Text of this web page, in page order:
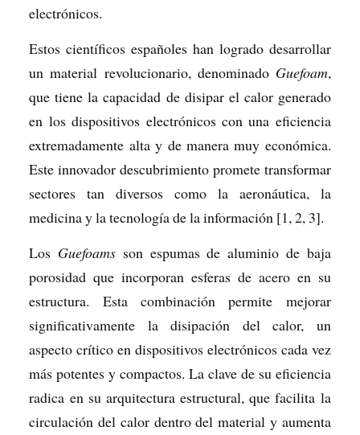
electrónicos.
Estos científicos españoles han logrado desarrollar
un material revolucionario, denominado Guefoam,
que tiene la capacidad de disipar el calor generado
en los dispositivos electrónicos con una eficiencia
extremadamente alta y de manera muy económica.
Este innovador descubrimiento promete transformar
sectores tan diversos como la aeronáutica, la
medicina y la tecnología de la información [1, 2, 3].
Los Guefoams son espumas de aluminio de baja
porosidad que incorporan esferas de acero en su
estructura. Esta combinación permite mejorar
significativamente la disipación del calor, un
aspecto crítico en dispositivos electrónicos cada vez
más potentes y compactos. La clave de su eficiencia
radica en su arquitectura estructural, que facilita la
circulación del calor dentro del material y aumenta